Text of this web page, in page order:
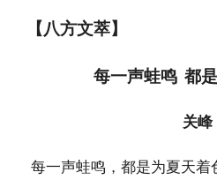
【八方文萃】
每一声蛙鸣 都
关峰
每一声蛙鸣，都是为夏天着